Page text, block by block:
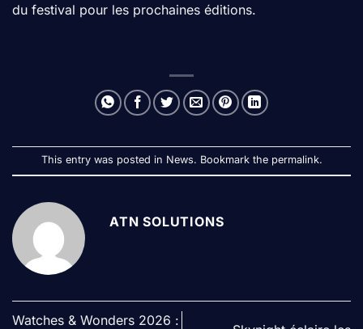
du festival pour les prochaines éditions.
This entry was posted in News. Bookmark the permalink.
ATN SOLUTIONS
Watches & Wonders 2026 :